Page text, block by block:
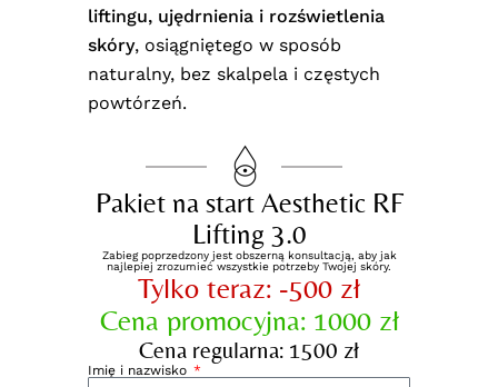
liftingu, ujędrnienia i rozświetlenia
skóry, osiągniętego w sposób
naturalny, bez skalpela i częstych
powtórzeń.
Pakiet na start Aesthetic RF
Lifting 3.0
Zabieg poprzedzony jest obszerną konsultacją, aby jak
najlepiej zrozumieć wszystkie potrzeby Twojej skóry.
Tylko teraz: -500 zł
Cena promocyjna: 1000 zł
Cena regularna: 1500 zł
Imię i nazwisko